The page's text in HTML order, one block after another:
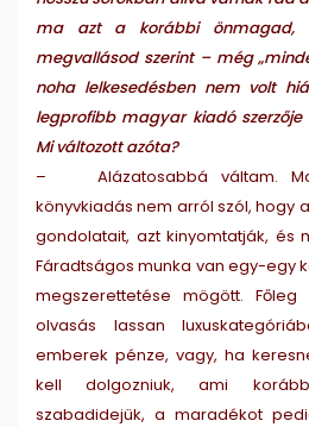
ma azt a korábbi
megvallásod szerint – még
noha lelkesedésben nem volt
legprofibb magyar kiadó
Mi változott azóta?
– Alázatosabbá váltam.
könyvkiadás nem arról szól, hogy
gondolatait, azt kinyomtatják, és
Fáradtságos munka van egy-egy
megszerettetése mögött.
olvasás lassan
emberek pénze, vagy, ha
kell dolgozniuk, ami
szabadidejük, a maradékot